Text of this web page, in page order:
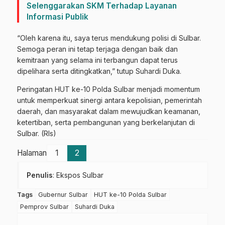
Selenggarakan SKM Terhadap Layanan
Informasi Publik
“Oleh karena itu, saya terus mendukung polisi di Sulbar.
Semoga peran ini tetap terjaga dengan baik dan
kemitraan yang selama ini terbangun dapat terus
dipelihara serta ditingkatkan,” tutup Suhardi Duka.
Peringatan HUT ke-10 Polda Sulbar menjadi momentum
untuk memperkuat sinergi antara kepolisian, pemerintah
daerah, dan masyarakat dalam mewujudkan keamanan,
ketertiban, serta pembangunan yang berkelanjutan di
Sulbar. (Rls)
Halaman 1 2
Penulis: Ekspos Sulbar
Tags Gubernur Sulbar
HUT ke-10 Polda Sulbar
Pemprov Sulbar
Suhardi Duka